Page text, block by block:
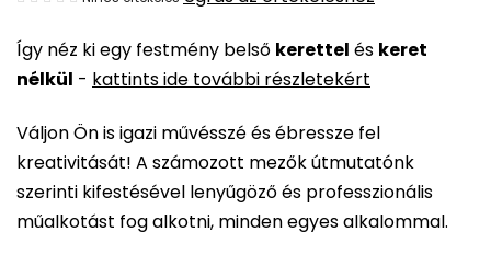
Így néz ki egy festmény belső kerettel és keret
nélkül - kattints ide további részletekért
Váljon Ön is igazi művésszé és ébressze fel
kreativitását! A számozott mezők útmutatónk
szerinti kifestésével lenyűgöző és professzionális
műalkotást fog alkotni, minden egyes alkalommal.
átlagos
értékelése
ből
0,0
csillag.